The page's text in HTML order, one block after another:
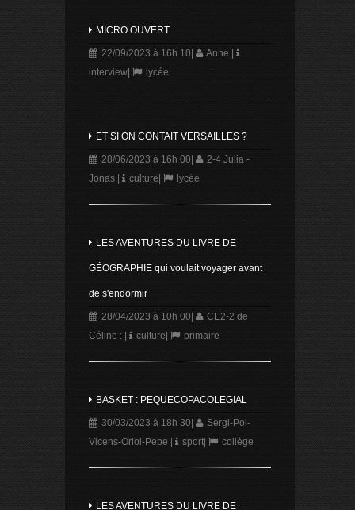
MICRO OUVERT
22/09/2023 à 16h 10 Anne
interview| lycée
ET SI ON CONTAIT VERSAILLES ?
28/06/2023 à 16h 00|
2-4 Júlia -
Jonas| culture lycée
LES AVENTURES DU LIVRE DE
GÉOGRAPHIE qui voulait voyager avant
de s'endormir
28/04/2023 à 10h 00
CE2-2 de
Céline :
culture primaire
BASKET : PEQUECOPACOLEGIAL
30/03/2023 à 18h 30|
Sergi-Pol-
Vicens-Oriol-Pepe
sport| collège
LES AVENTURES DU LIVRE DE